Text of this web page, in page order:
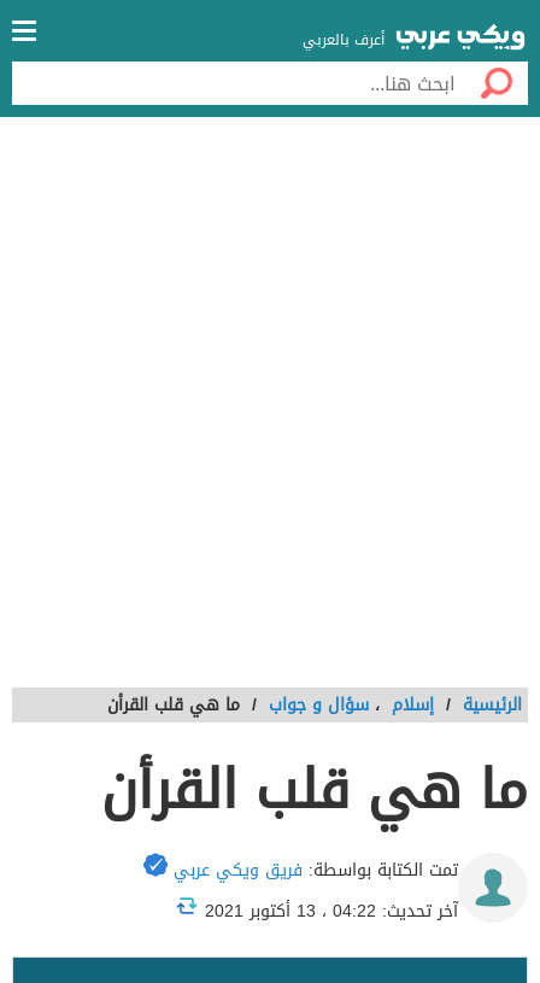
أعرف بالعربي
الرئيسية / إسلام ، سؤال و جواب / ما هي قلب القرأن
ما هي قلب القرأن
تمت الكتابة بواسطة: فريق ويكي عربي
آخر تحديث: 04:22 ، 13 أكتوبر 2021